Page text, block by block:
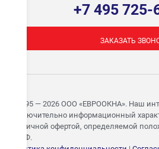
+7 495 725-
ЗАКАЗАТЬ
© 1995 — 2026 ООО «ЕВРООКНА». Наш
исключительно информационный
публичной офертой, определяемой
ГК РФ.